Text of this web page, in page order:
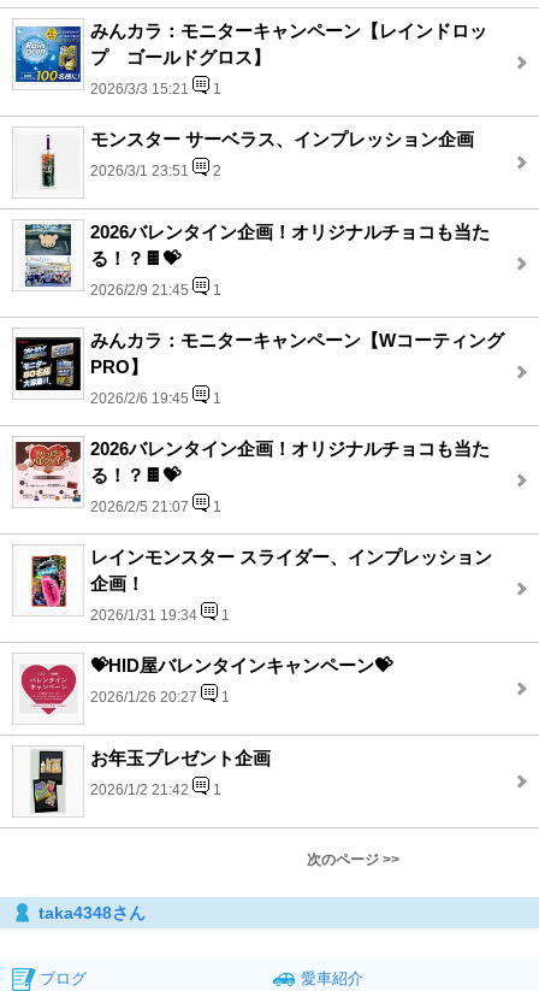
みんカラ：モニターキャンペーン【レインドロッ
プ ゴールドグロス】
2026/3/3 15:21 1
モンスター サーベラス、インプレッション企画
2026/3/1 23:51 2
2026バレンタイン企画！オリジナルチョコも当た
る！？🍫💝
2026/2/9 21:45 1
みんカラ：モニターキャンペーン【Wコーティング
PRO】
2026/2/6 19:45 1
2026バレンタイン企画！オリジナルチョコも当た
る！？🍫💝
2026/2/5 21:07 1
レインモンスター スライダー、インプレッション
企画！
2026/1/31 19:34 1
💝HID屋バレンタインキャンペーン💝
2026/1/26 20:27 1
お年玉プレゼント企画
2026/1/2 21:42 1
次のページ >>
taka4348さん
ブログ 愛車紹介